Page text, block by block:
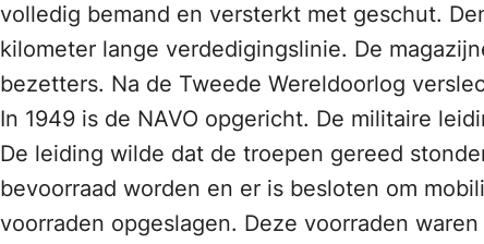
volledig bemand en versterkt met geschut.
kilometer lange verdedigingslinie. De
bezetters. Na de Tweede Wereldoorlog
In 1949 is de NAVO opgericht. De militaire
De leiding wilde dat de troepen gereed
bevoorraad worden en er is besloten om
voorraden opgeslagen. Deze voorraden